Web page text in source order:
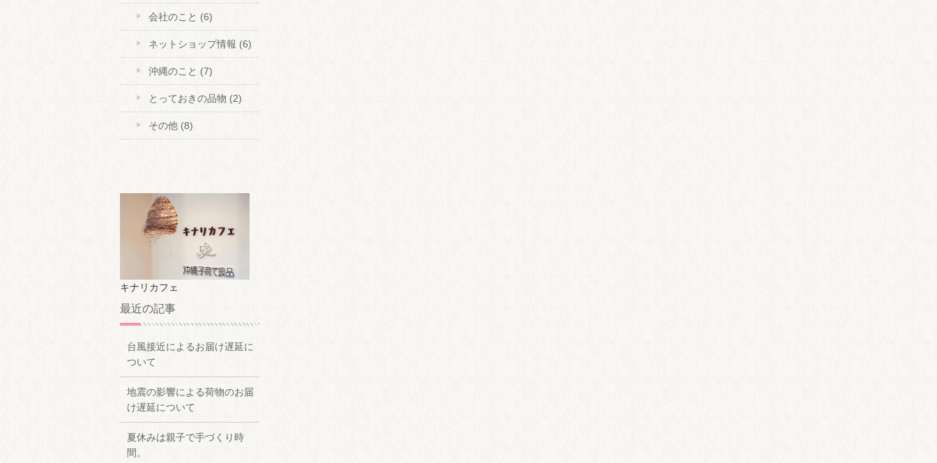
会社のこと (6)
ネットショップ情報 (6)
沖縄のこと (7)
とっておきの品物 (2)
その他 (8)
キナリカフェ
最近の記事
台風接近によるお届け遅延に
ついて
地震の影響による荷物のお届
け遅延について
夏休みは親子で手づくり時
間。